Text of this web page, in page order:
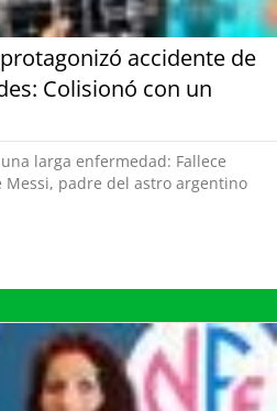
accidente de
Colisionó con un
larga enfermedad: Fallece
Messi, padre del astro argentino